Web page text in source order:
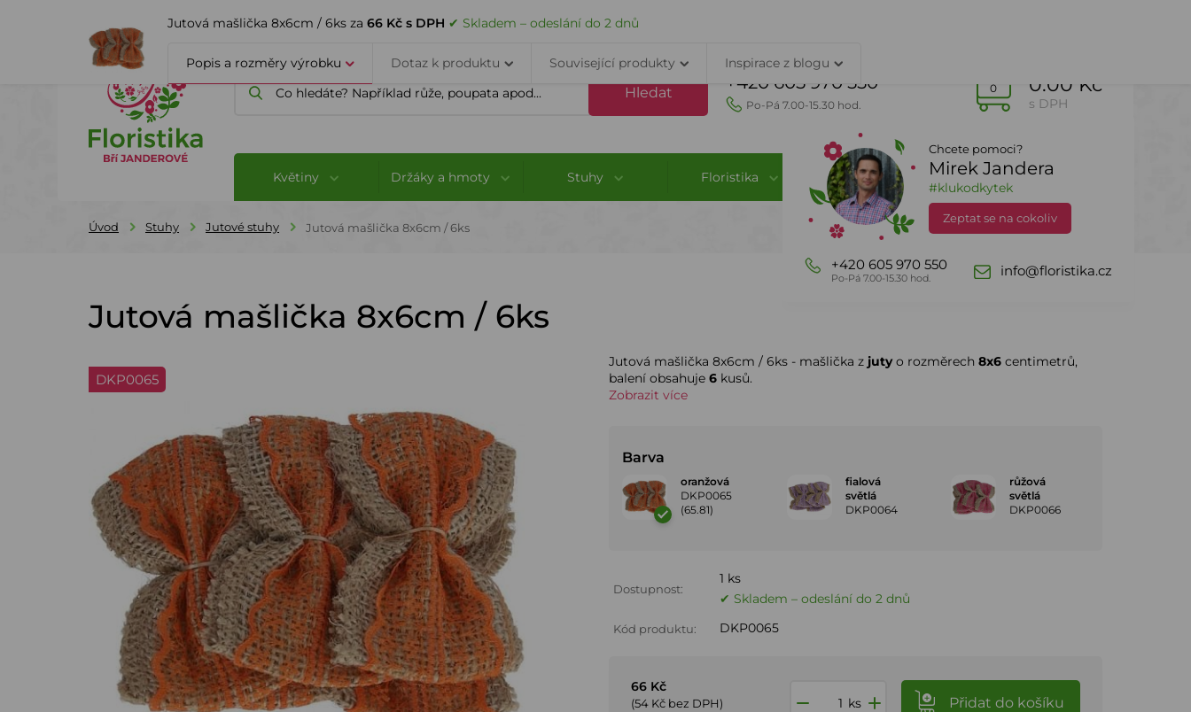
ÚVOD O FIRMĚ BLOG VELKOOBCHOD DOPRAVA A PLATBA
Hledat +420 605 970 550
Po-Pá 7.00-15.30 hod.
0 0.00 Kč
s DPH
Květiny Držáky a hmoty Stuhy Floristika Dle sezony DealZone
Úvod Stuhy Jutové stuhy Jutová mašlička 8x6cm / 6ks
Jutová mašlička 8x6cm / 6ks
DKP0065
Jutová mašlička 8x6cm / 6ks - mašlička z jutyo rozměrech 8x6 centimetrů,
balení obsahuje 6 kusů.
Zobrazit více
Barva
oranžová
DKP0065
(65.81)
fialová
světlá
DKP0064
růžová
světlá
DKP0066
Dostupnost:
1 ks
✔ Skladem – odeslání do 2 dnů
Kód produktu: DKP0065
66 Kč
(54 Kč bez DPH)
ks Přidat do košíku
Jutová mašlička 8x6cm / 6ks za 66 Kč s DPH ✔ Skladem – odeslání do 2 dnů
Popis a rozměry výrobku Dotaz k produktu Související produkty Inspirace z blogu
Chcete pomoci?
Mirek Jandera
#klukodkytek
Zeptat se na cokoliv
+420 605 970 550
Po-Pá 7.00-15.30 hod. info@floristika.cz